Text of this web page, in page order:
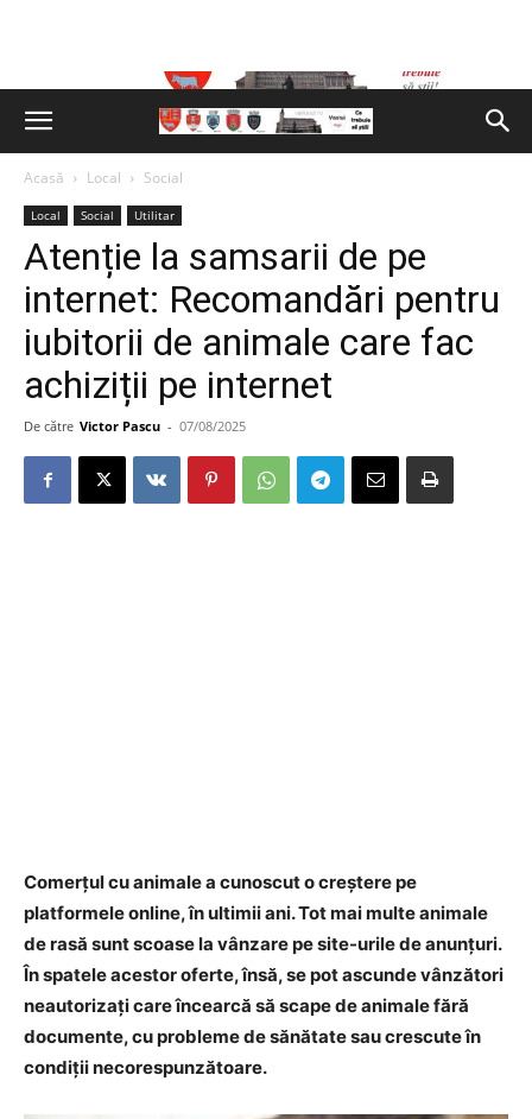
Acasă Local Social
Local Social Utilitar
Atenție la samsarii de pe
internet: Recomandări pentru
iubitorii de animale care fac
achiziții pe internet
De către Victor Pascu - 07/08/2025
Comerțul cu animale a cunoscut o creștere pe
platformele online, în ultimii ani. Tot mai multe animale
de rasă sunt scoase la vânzare pe site-urile de anunțuri.
În spatele acestor oferte, însă, se pot ascunde vânzători
neautorizați care încearcă să scape de animale fără
documente, cu probleme de sănătate sau crescute în
condiții necorespunzătoare.